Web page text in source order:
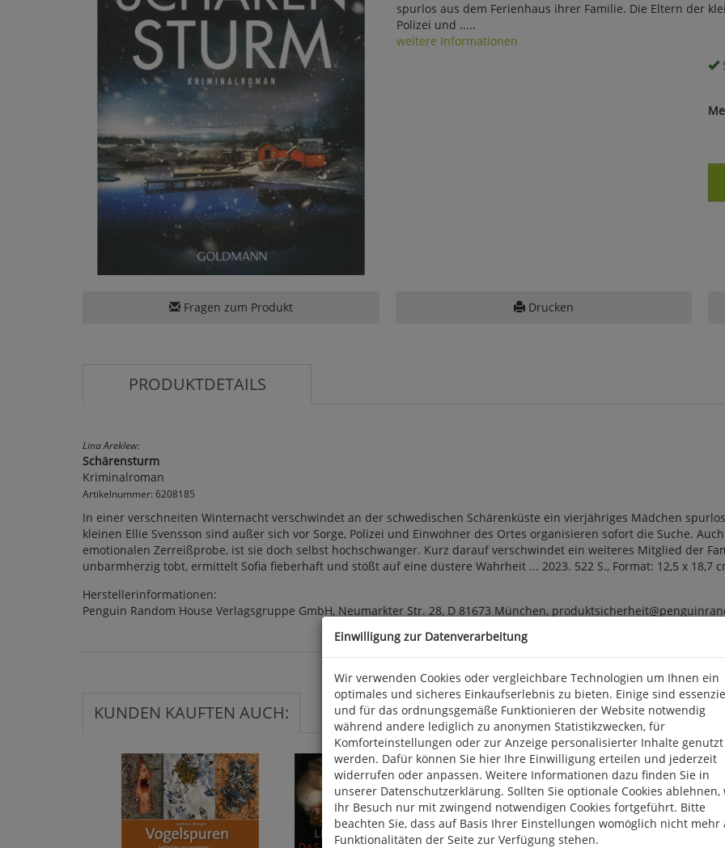
spurlos aus dem Ferienhaus ihrer Familie. Die Eltern der
Polizei und .....
weitere Informationen
Fragen zum Produkt Drucken
PRODUKTDETAILS
Lina Areklew:
Schärensturm
Kriminalroman
Artikelnummer: 6208185
In einer verschneiten Winternacht verschwindet an der schwedischen Schärenküste ein vierjähriges Mädchen
kleinen Ellie Svensson sind außer sich vor Sorge, Polizei und Einwohner des Ortes organisieren sofort die Suche.
emotionalen Zerreißprobe, ist sie doch selbst hochschwanger. Kurz darauf verschwindet ein weiteres Mitglied der
unbarmherzig tobt, ermittelt Sofia fieberhaft und stößt auf eine düstere Wahrheit ... 2023. 522 S., Format: 12,5 x 18,7
Herstellerinformationen:
Penguin Random House Verlagsgruppe GmbH, Neumarkter Str. 28, D 81673 München,
KUNDEN KAUFTEN AUCH:
Einwilligung zur Datenverarbeitung
Wir verwenden Cookies oder vergleichbare Technologien um Ihnen ein
optimales und sicheres Einkaufserlebnis zu bieten. Einige sind
und für das ordnungsgemäße Funktionieren der Website notwendig
während andere lediglich zu anonymen Statistikzwecken, für
Komforteinstellungen oder zur Anzeige personalisierter Inhalte genutzt
werden. Dafür können Sie hier Ihre Einwilligung erteilen und jederzeit
widerrufen oder anpassen. Weitere Informationen dazu finden Sie in
unserer Datenschutzerklärung. Sollten Sie optionale Cookies ablehnen,
Ihr Besuch nur mit zwingend notwendigen Cookies fortgeführt. Bitte
beachten Sie, dass auf Basis Ihrer Einstellungen womöglich nicht mehr
Funktionalitäten der Seite zur Verfügung stehen.